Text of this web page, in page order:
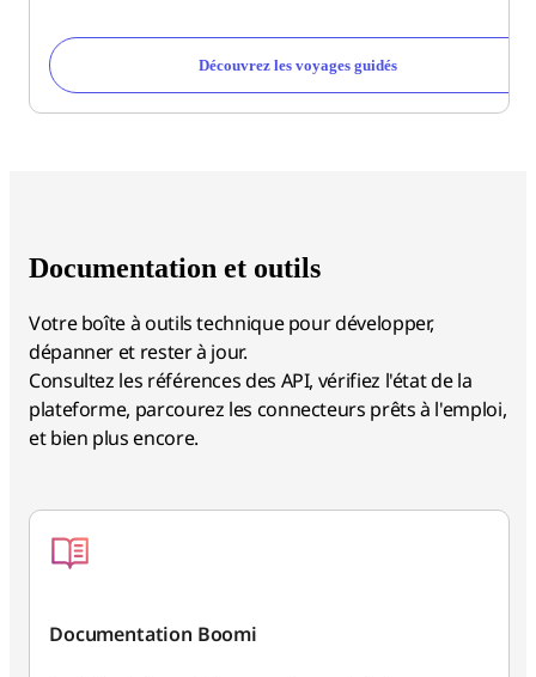
Découvrez les voyages guidés
Documentation et outils
Votre boîte à outils technique pour développer,
dépanner et rester à jour.
Consultez les références des API, vérifiez l'état de la
plateforme, parcourez les connecteurs prêts à l'emploi,
et bien plus encore.
Documentation Boomi